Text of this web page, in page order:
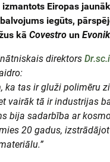
Eiropas
iegūts,
kā Covestro un Evonik
direktors
ka tas ir gluži polimēru
vairāk tā ir industrijas
bija sadarbība ar
20 gadus,